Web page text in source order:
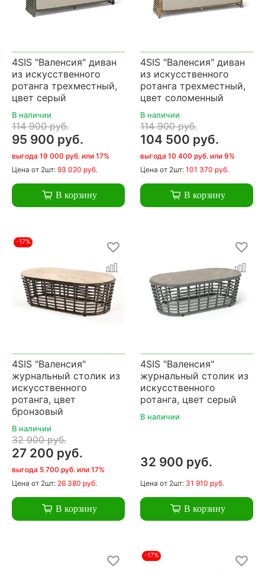
4SIS "Валенсия" диван
из искусственного
ротанга трехместный,
цвет серый
В наличии
114 900 руб.
95 900 руб.
выгода 19 000 руб. или 17%
Цена от 2шт: 93 020 руб.
В корзину
4SIS "Валенсия" диван
из искусственного
ротанга трехместный,
цвет соломенный
В наличии
114 900 руб.
104 500 руб.
выгода 10 400 руб. или 9%
Цена от 2шт: 101 370 руб.
В корзину
-17%
4SIS "Валенсия"
журнальный столик из
искусственного
ротанга, цвет
бронзовый
В наличии
32 900 руб.
27 200 руб.
выгода 5 700 руб. или 17%
Цена от 2шт: 26 380 руб.
В корзину
4SIS "Валенсия"
журнальный столик из
искусственного
ротанга, цвет серый
В наличии
32 900 руб.
Цена от 2шт: 31 910 руб.
В корзину
-17%